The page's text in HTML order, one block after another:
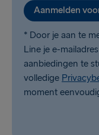
Aanmelden
* Door je aan te
Line je e-
aanbiedingen te
volledige
moment